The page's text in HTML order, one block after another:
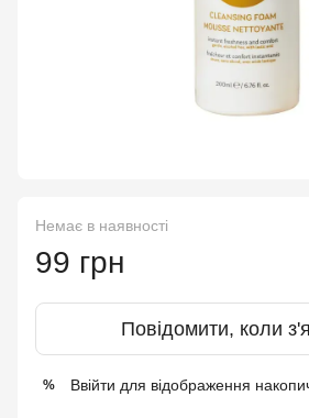
Немає в наявності
99 грн
Повідомити, коли
% Ввійти для відображення